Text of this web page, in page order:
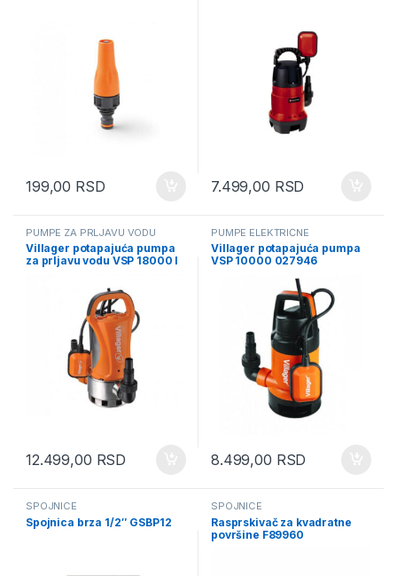
199,00 RSD 7.499,00 RSD
PUMPE ZA PRLJAVU VODU
Villager potapajuća pumpa
za prljavu vodu VSP 18000 I
12.499,00 RSD
PUMPE ELEKTRIČNE
Villager potapajuća pumpa
VSP 10000 027946
8.499,00 RSD
SPOJNICE
Spojnica brza 1/2″ GSBP12
SPOJNICE
Rasprskivač za kvadratne
površine F89960